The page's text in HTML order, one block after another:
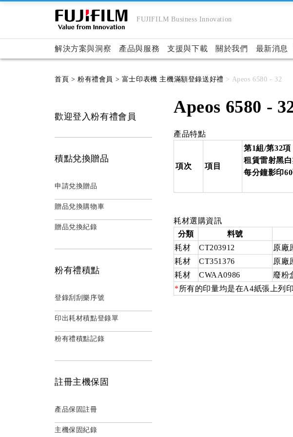
FUJIFILM Business Innovation
解決方案與洞察 產品與服務 支援與下載 關於我們 最新消息
首頁 > 粉有禮會員 > 富士印表機 主機滿額登錄送好禮 > Apeos 6580 - 32
Apeos 6580 -
產品特點
項次 項目
第1組/第32項
租賃雷射黑
每分鐘影印
耗材選購資訊
分類
料號
耗材
CT203912 原廠
耗材
CT351376 原廠
耗材
CWAA0986 廢粉
* 所有的印量均是在A4紙張上列
歡迎登入粉有禮會員
積點兌換贈品
申請兌換贈品
贈品兌換購物車
贈品兌換紀錄
粉有禮積點
登錄刮刮樂序號
印出耗材積點登錄單
粉有禮積點記錄
註冊主機保固
產品保固註冊
主機保固紀錄